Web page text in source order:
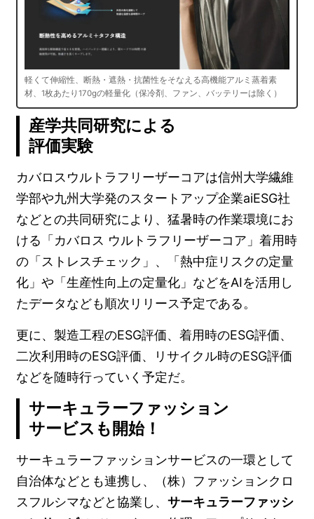
軽くて伸縮性、断熱・遮熱・抗菌性をそなえる高機能アルミ蒸着素
材、1枚あたり170gの軽量化（保冷剤、ファン、バッテリーは除く）
産学共同研究による
評価実験
カバロスウルトラフリーザーコアは信州大学繊維
学部や九州大学発のスタートアップ企業aiESG社
などとの共同研究により、猛暑時の作業環境にお
ける「カバロス ウルトラフリーザーコア」着用時
の「ストレスチェック」、「熱中症リスクの定量
化」や「生産性向上の定量化」などをAIを活用し
たデータなども順次リリース予定である。
更に、製造工程のESG評価、着用時のESG評価、
二次利用時のESG評価、リサイクル時のESG評価
などを随時行っていく予定だ。
サーキュラーファッション
サービスも開始！
サーキュラーファッションサービスの一環として
自治体などとも連携し、（株）ファッションクロ
スフルシマなどと協業し、サーキュラーファッシ